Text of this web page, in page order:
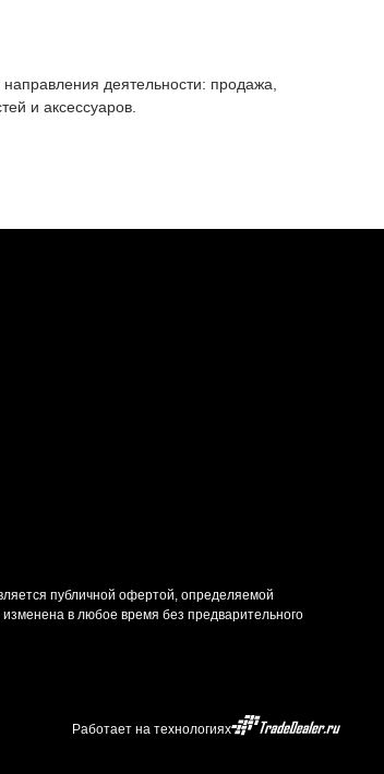
деятельности: продажа,
и аксессуаров.
публичной офертой, определяемой
в любое время без предварительного
Работает на технологиях